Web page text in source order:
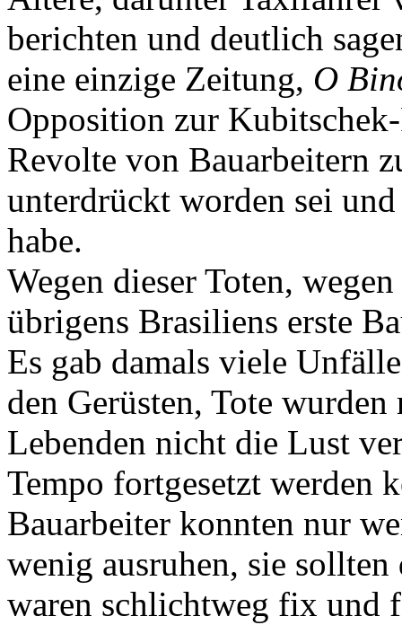
berichten und deutlich
eine einzige Zeitung, O
Opposition zur
Revolte von Bauarbeitern
unterdrückt worden sei
habe.
Wegen dieser Toten,
übrigens Brasiliens erste
Es gab damals viele
den Gerüsten, Tote
Lebenden nicht die Lust
Tempo fortgesetzt werden
Bauarbeiter konnten nur
wenig ausruhen, sie
waren schlichtweg fix und